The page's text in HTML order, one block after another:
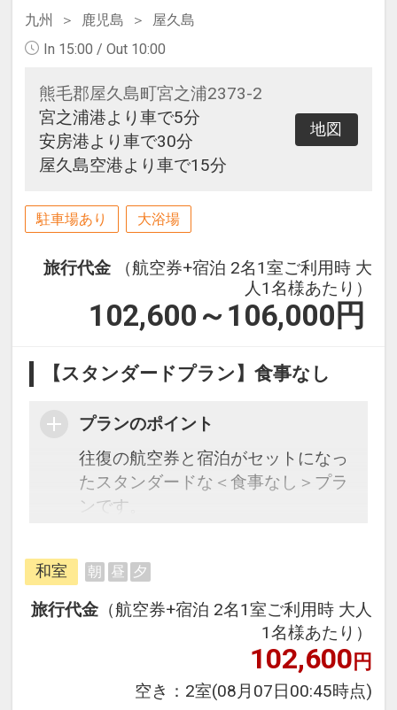
九州 鹿児島
屋久島
In 15:00 / Out 10:00
熊毛郡屋久島町宮之浦2373-2
宮之浦港より車で5分
安房港より車で30分
屋久島空港より車で15分
地図
駐車場あり 大浴場
旅行代金
（航空券+宿泊 2名1室ご利用時 大
人1名様あたり）
102,600～106,000 円
【スタンダードプラン】食事なし
プランのポイント
往復の航空券と宿泊がセットになっ
たスタンダードな＜食事なし＞プラ
ンです。
ら、一都市滞在はもちろん周遊旅行
にも最適！
旅行期間中の1泊だけの宿泊や延
泊・飛び泊なども自由自在です。
フライトは、安心のJAL（または
JALグループ）確約！フライトマイ
和室 朝 昼 夕
旅行代金 （航空券+宿泊 2名1室ご利用時 大人
1名様あたり）
102,600円
空き： 2室(08月07日00:45時点)